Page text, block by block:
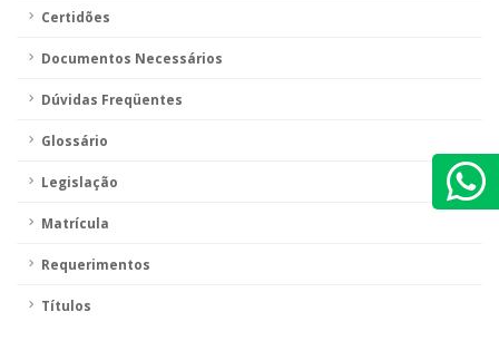
Certidões
Documentos Necessários
Dúvidas Freqüentes
Glossário
Legislação
Matrícula
Requerimentos
Títulos